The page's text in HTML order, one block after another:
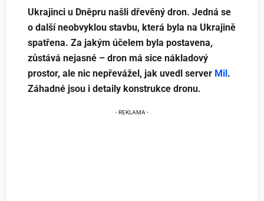
Ukrajinci u Dněpru našli dřevěný dron. Jedná se
o další neobvyklou stavbu, která byla na Ukrajině
spatřena. Za jakým účelem byla postavena,
zůstává nejasné – dron má sice nákladový
prostor, ale nic nepřevážel, jak uvedl server Mil.
Záhadné jsou i detaily konstrukce dronu.